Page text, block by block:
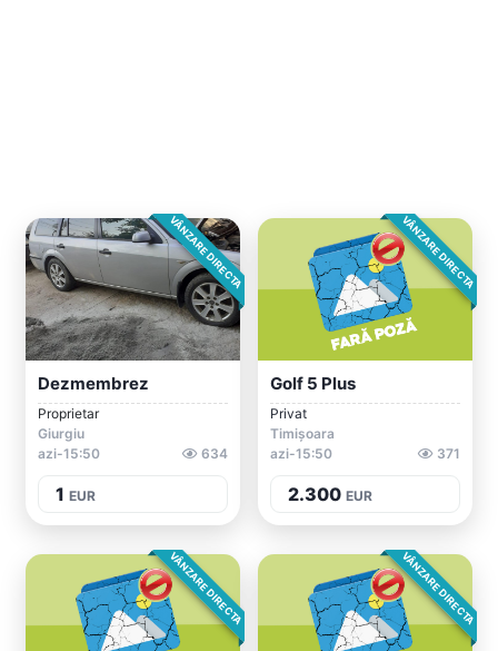
VÂNZARE DIRECTA
Dezmembrez
Proprietar
Giurgiu
azi-15:50
634
1 EUR
VÂNZARE DIRECTA
Golf 5 Plus
Privat
Timișoara
azi-15:50
371
2.300 EUR
VÂNZARE DIRECTA VÂNZARE DIRECTA